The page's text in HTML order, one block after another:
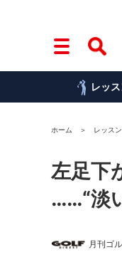
レッ
ホーム レッスン
左足下
……“淡
月刊ゴ